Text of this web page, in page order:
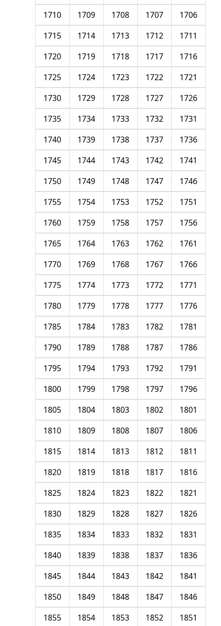
1706
1707
1708
1709
1710
1711
1712
1713
1714
1715
1716
1717
1718
1719
1720
1721
1722
1723
1724
1725
1726
1727
1728
1729
1730
1731
1732
1733
1734
1735
1736
1737
1738
1739
1740
1741
1742
1743
1744
1745
1746
1747
1748
1749
1750
1751
1752
1753
1754
1755
1756
1757
1758
1759
1760
1761
1762
1763
1764
1765
1766
1767
1768
1769
1770
1771
1772
1773
1774
1775
1776
1777
1778
1779
1780
1781
1782
1783
1784
1785
1786
1787
1788
1789
1790
1791
1792
1793
1794
1795
1796
1797
1798
1799
1800
1801
1802
1803
1804
1805
1806
1807
1808
1809
1810
1811
1812
1813
1814
1815
1816
1817
1818
1819
1820
1821
1822
1823
1824
1825
1826
1827
1828
1829
1830
1831
1832
1833
1834
1835
1836
1837
1838
1839
1840
1841
1842
1843
1844
1845
1846
1847
1848
1849
1850
1851
1852
1853
1854
1855